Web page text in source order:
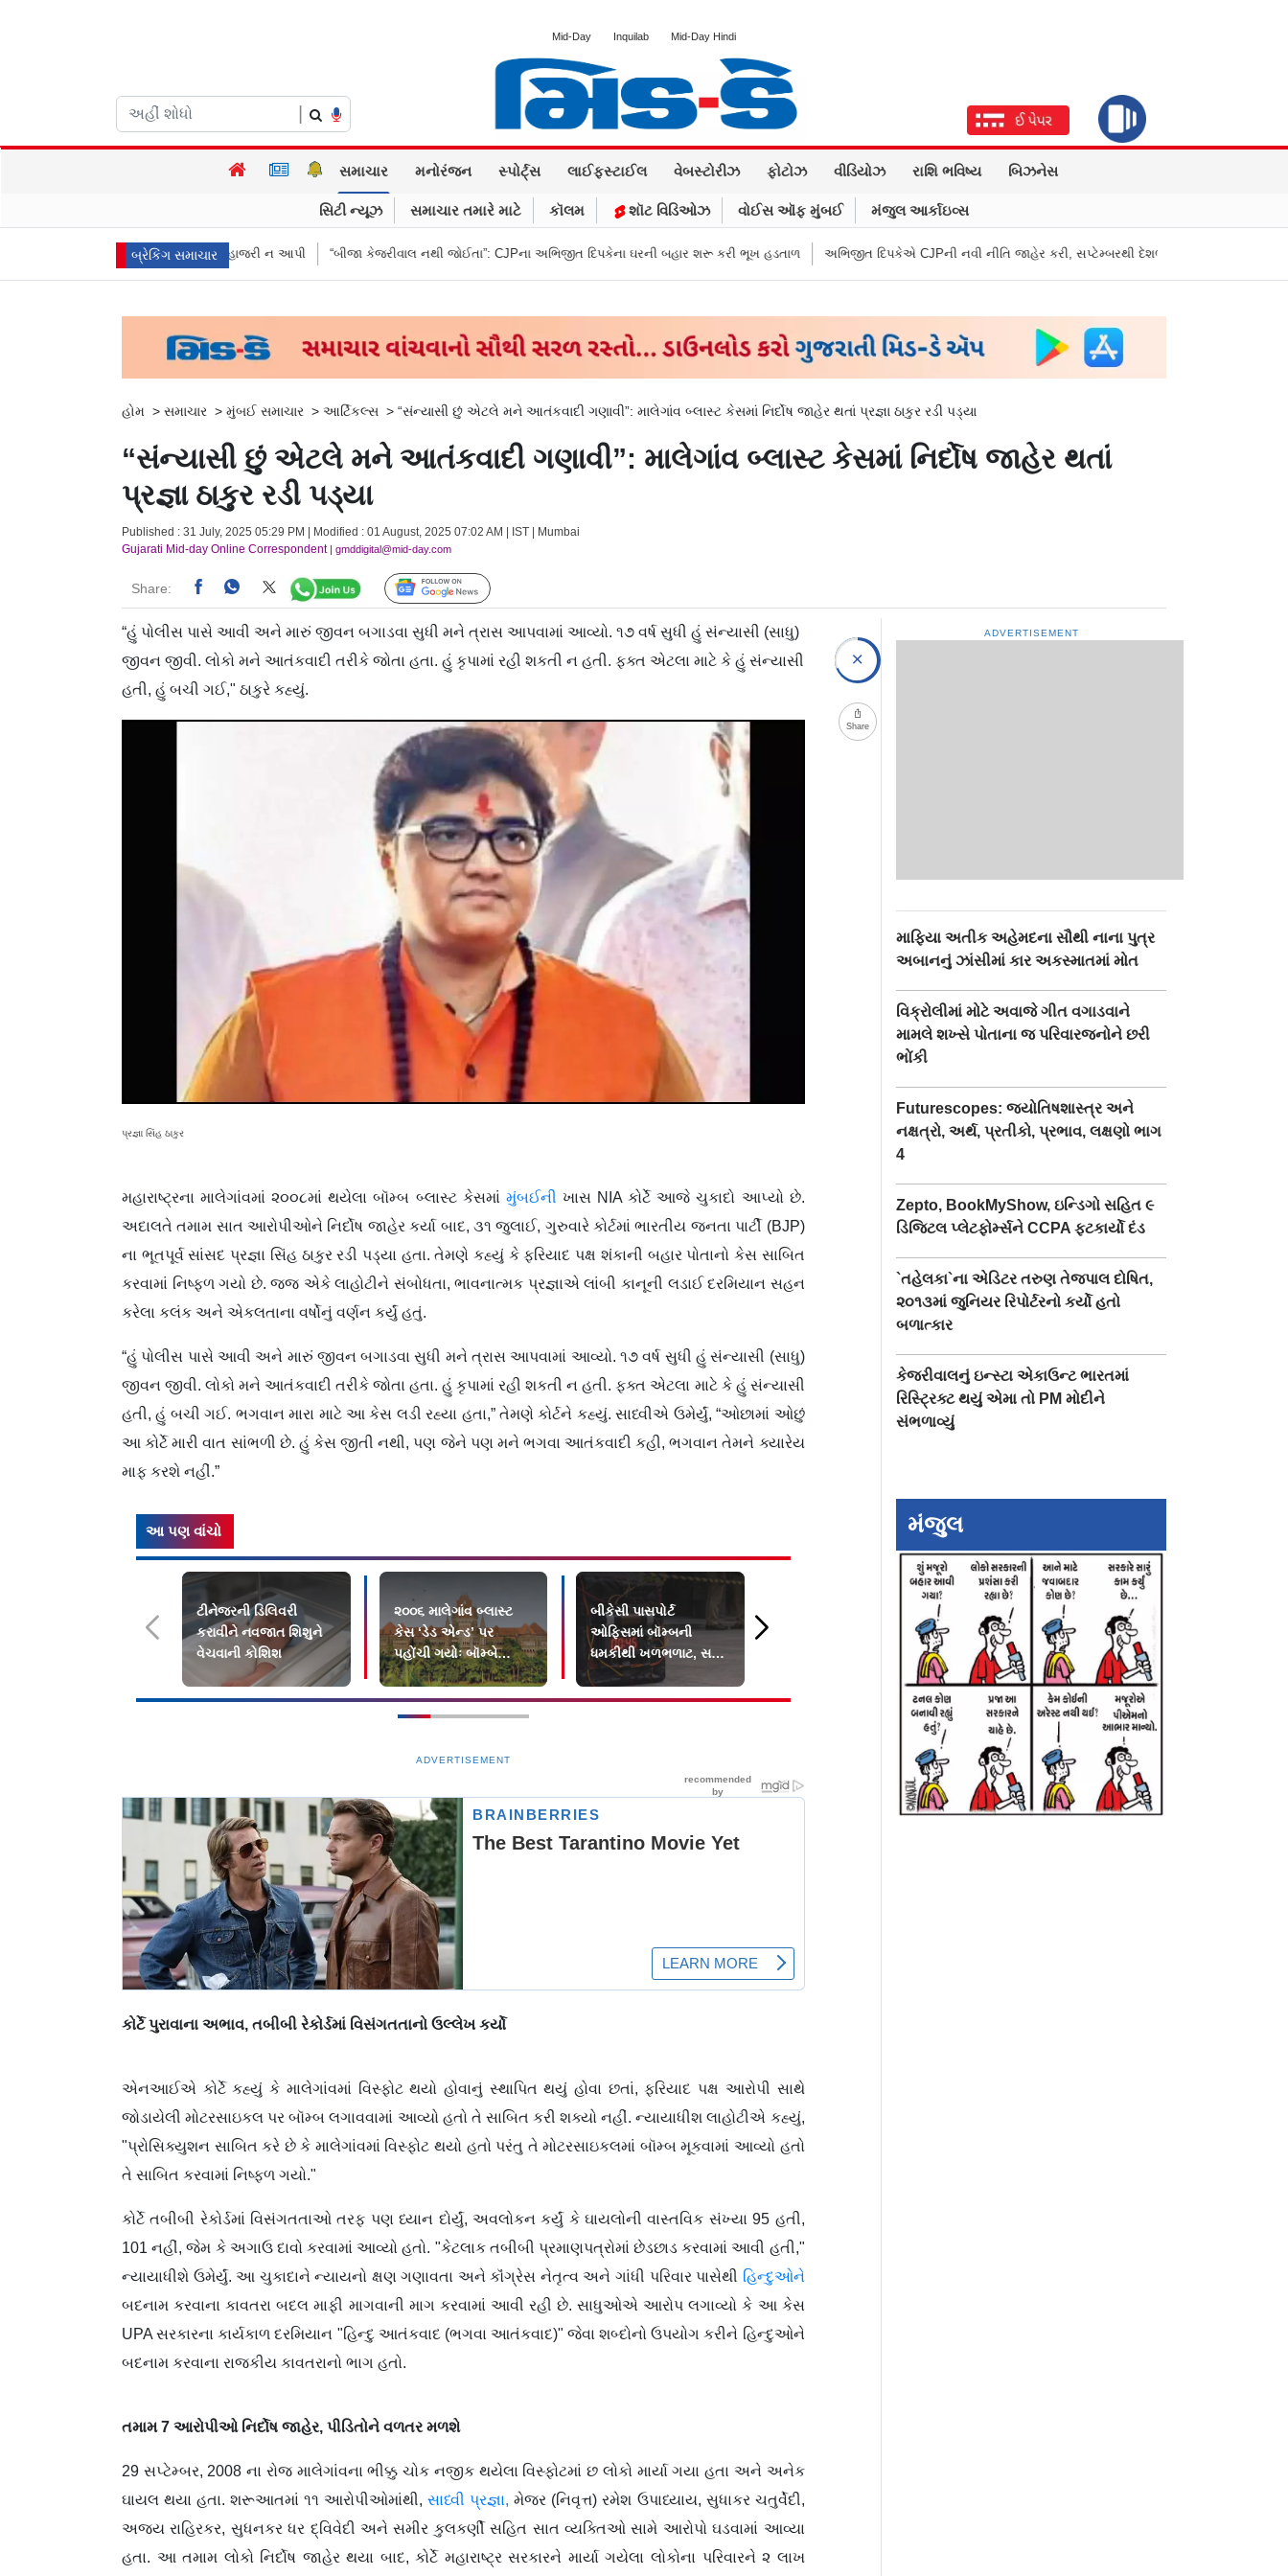
Mid-Day Inquilab Mid-Day Hindi
સમાચાર મનોરંજન સ્પોર્ટ્સ લાઈફસ્ટાઈલ વેબસ્ટોરીઝ ફોટોઝ વીડિયોઝ રાશિ ભવિષ્ય બિઝનેસ
સિટી ન્યૂઝ સમાચાર તમારે માટે કૉલમ શૉટ વિડિઓઝ વોઈસ ઑફ મુંબઈ મંજુલ આર્કાઇવ્સ
બ્રેકિંગ સમાચાર
પૈસા મોકલાવ્યા પણ હાજરી ન આપી “બીજા કેજરીવાલ નથી જોઈતા”: CJPના અભિજીત દિપકેના ઘરની બહાર શરૂ કરી ભૂખ હડતાળ અભિજીત દિપકેએ CJPની નવી નીતિ જાહેર કરી, સપ્ટેમ્બરથી દેશભારમાં થશે શરૂ
હોમ > સમાચાર > મુંબઈ સમાચાર > આર્ટિકલ્સ > “સંન્યાસી છું એટલે મને આતંકવાદી ગણાવી”: માલેગાંવ બ્લાસ્ટ કેસમાં નિર્દોષ જાહેર થતાં પ્રજ્ઞા ઠાકુર રડી પડ્યા
“સંન્યાસી છું એટલે મને આતંકવાદી ગણાવી”: માલેગાંવ બ્લાસ્ટ કેસમાં નિર્દોષ જાહેર થતાં
પ્રજ્ઞા ઠાકુર રડી પડ્યા
Published : 31 July, 2025 05:29 PM | Modified : 01 August, 2025 07:02 AM | IST | Mumbai
Gujarati Mid-day Online Correspondent| gmddigital@mid-day.com
Share: Follow Us
“હું પોલીસ પાસે આવી અને મારું જીવન બગાડવા સુધી મને ત્રાસ આપવામાં આવ્યો. ૧૭ વર્ષ સુધી હું સંન્યાસી (સાધુ)
જીવન જીવી. લોકો મને આતંકવાદી તરીકે જોતા હતા. હું કૃપામાં રહી શકતી ન હતી. ફક્ત એટલા માટે કે હું સંન્યાસી
હતી, હું બચી ગઈ," ઠાકુરે કહ્યું.
પ્રજ્ઞા સિંહ ઠાકુર
મહારાષ્ટ્રના માલેગાંવમાં ૨૦૦૮માં થયેલા બૉમ્બ બ્લાસ્ટ કેસમાં મુંબઈની ખાસ NIA કોર્ટે આજે ચુકાદો આપ્યો છે.
અદાલતે તમામ સાત આરોપીઓને નિર્દોષ જાહેર કર્યા બાદ, ૩૧ જુલાઈ, ગુરુવારે કોર્ટમાં ભારતીય જનતા પાર્ટી (BJP)
ના ભૂતપૂર્વ સાંસદ પ્રજ્ઞા સિંહ ઠાકુર રડી પડ્યા હતા. તેમણે કહ્યું કે ફરિયાદ પક્ષ શંકાની બહાર પોતાનો કેસ સાબિત
કરવામાં નિષ્ફળ ગયો છે. જજ એકે લાહોટીને સંબોધતા, ભાવનાત્મક પ્રજ્ઞાએ લાંબી કાનૂની લડાઈ દરમિયાન સહન
કરેલા કલંક અને એકલતાના વર્ષોનું વર્ણન કર્યું હતું.
“હું પોલીસ પાસે આવી અને મારું જીવન બગાડવા સુધી મને ત્રાસ આપવામાં આવ્યો. ૧૭ વર્ષ સુધી હું સંન્યાસી (સાધુ)
જીવન જીવી. લોકો મને આતંકવાદી તરીકે જોતા હતા. હું કૃપામાં રહી શકતી ન હતી. ફક્ત એટલા માટે કે હું સંન્યાસી
હતી, હું બચી ગઈ. ભગવાન મારા માટે આ કેસ લડી રહ્યા હતા,” તેમણે કોર્ટને કહ્યું. સાધ્વીએ ઉમેર્યું, “ઓછામાં ઓછું
આ કોર્ટે મારી વાત સાંભળી છે. હું કેસ જીતી નથી, પણ જેને પણ મને ભગવા આતંકવાદી કહી, ભગવાન તેમને ક્યારેય
માફ કરશે નહીં.”
આ પણ વાંચો
ટીનેજરની ડિલિવરી
કરાવીને નવજાત શિશુને
વેચવાની કોશિશ
૨૦૦૬ માલેગાંવ બ્લાસ્ટ
કેસ ‘ડેડ એન્ડ’ પર
પહોંચી ગયોઃ બૉમ્બે
HCએ NIAની કરી
ઝાટકણી
બીકેસી પાસપોર્ટ
ઓફિસમાં બૉમ્બની
ધમકીથી ખળભળાટ, સર્ચ
ઓપરેશનમાં ન મળ્યું કંઈ!
Threat: દાઉદ ઇબ્રાહિમે
ખળભળાટ
મોદી, યોગી, મોહન
ભાગવતનાં નામ લેવા માટે
મને ટૉર્ચર કરવામાં આવી
હતી: પ્રજ્ઞા સિંહ
ADVERTISEMENT
કોર્ટે પુરાવાના અભાવ, તબીબી રેકોર્ડમાં વિસંગતતાનો ઉલ્લેખ કર્યો
એનઆઈએ કોર્ટે કહ્યું કે માલેગાંવમાં વિસ્ફોટ થયો હોવાનું સ્થાપિત થયું હોવા છતાં, ફરિયાદ પક્ષ આરોપી સાથે
જોડાયેલી મોટરસાઇકલ પર બૉમ્બ લગાવવામાં આવ્યો હતો તે સાબિત કરી શક્યો નહીં. ન્યાયાધીશ લાહોટીએ કહ્યું,
"પ્રોસિક્યુશન સાબિત કરે છે કે માલેગાંવમાં વિસ્ફોટ થયો હતો પરંતુ તે મોટરસાઇકલમાં બૉમ્બ મૂકવામાં આવ્યો હતો
તે સાબિત કરવામાં નિષ્ફળ ગયો."
કોર્ટે તબીબી રેકોર્ડમાં વિસંગતતાઓ તરફ પણ ધ્યાન દોર્યું, અવલોકન કર્યું કે ઘાયલોની વાસ્તવિક સંખ્યા 95 હતી,
101 નહીં, જેમ કે અગાઉ દાવો કરવામાં આવ્યો હતો. "કેટલાક તબીબી પ્રમાણપત્રોમાં છેડછાડ કરવામાં આવી હતી,"
ન્યાયાધીશે ઉમેર્યું. આ ચુકાદાને ન્યાયનો ક્ષણ ગણાવતા અને કૉંગ્રેસ નેતૃત્વ અને ગાંધી પરિવાર પાસેથી હિન્દુઓને
બદનામ કરવાના કાવતરા બદલ માફી માગવાની માગ કરવામાં આવી રહી છે. સાધુઓએ આરોપ લગાવ્યો કે આ કેસ
UPA સરકારના કાર્યકાળ દરમિયાન "હિન્દુ આતંકવાદ (ભગવા આતંકવાદ)" જેવા શબ્દોનો ઉપયોગ કરીને હિન્દુઓને
બદનામ કરવાના રાજકીય કાવતરાનો ભાગ હતો.
તમામ 7 આરોપીઓ નિર્દોષ જાહેર, પીડિતોને વળતર મળશે
29 સપ્ટેમ્બર, 2008 ના રોજ માલેગાંવના ભીક્કુ ચોક નજીક થયેલા વિસ્ફોટમાં છ લોકો માર્યા ગયા હતા અને અનેક
ઘાયલ થયા હતા. શરૂઆતમાં ૧૧ આરોપીઓમાંથી,સાધ્વી પ્રજ્ઞા, મેજર (નિવૃત્ત) રમેશ ઉપાધ્યાય, સુધાકર ચતુર્વેદી,
અજય રાહિરકર, સુધનકર ધર દ્વિવેદી અને સમીર કુલકર્ણી સહિત સાત વ્યક્તિઓ સામે આરોપો ઘડવામાં આવ્યા
હતા. આ તમામ લોકો નિર્દોષ જાહેર થયા બાદ, કોર્ટે મહારાષ્ટ્ર સરકારને માર્યા ગયેલા લોકોના પરિવારને ૨ લાખ
Share
ADVERTISEMENT
માફિયા અતીક અહેમદના સૌથી નાના પુત્ર
અબાનનું ઝાંસીમાં કાર અકસ્માતમાં મોત
વિક્રોલીમાં મોટે અવાજે ગીત વગાડવાને
મામલે શખ્સે પોતાના જ પરિવારજનોને છરી
ભોંકી
Futurescopes: જ્યોતિષશાસ્ત્ર અને
નક્ષત્રો, અર્થ, પ્રતીકો, પ્રભાવ, લક્ષણો ભાગ
4
Zepto, BookMyShow, ઇન્ડિગો સહિત ૯
ડિજિટલ પ્લેટફોર્મ્સને CCPA ફટકાર્યો દંડ
`તહેલકા`ના એડિટર તરુણ તેજપાલ દોષિત,
૨૦૧૩માં જુનિયર રિપોર્ટરનો કર્યો હતો
બળાત્કાર
કેજરીવાલનું ઇન્સ્ટા એકાઉન્ટ ભારતમાં
રિસ્ટ્રિક્ટ થયું એમા તો PM મોદીને
સંભળાવ્યું
મંજુલ